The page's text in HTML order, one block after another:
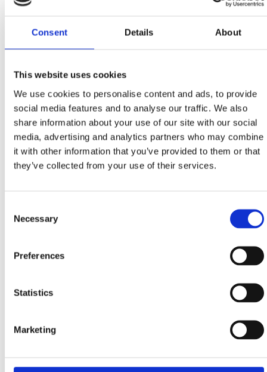
Consent Details About
This website uses cookies
We use cookies to personalise content and ads, to provide
social media features and to analyse our traffic. We also
share information about your use of our site with our social
media, advertising and analytics partners who may combine
it with other information that you’ve provided to them or that
they’ve collected from your use of their services.
Selection
Necessary
Preferences
Statistics
Marketing
troverete tutto ciò di cui avete bisogno. Scoprite che tipo
di atleta siete:
Attività RICREATIVE da scegliere:
corsa mattutina
divertimento pomeridiano con sport di gruppo o
attività in mare
professionisti
passeggiata serale con la vostra dolce metà.